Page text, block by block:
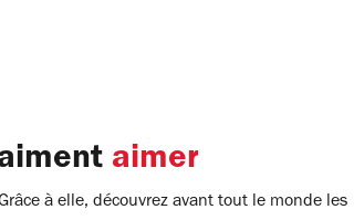
aimer
à elle, découvrez avant tout le monde les